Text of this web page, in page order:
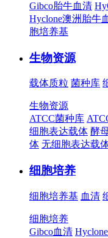
Gibco胎牛血清
Hyclone澳洲胎牛
胞培养基
生物资源
载体质粒 菌种库
生物资源
ATCC菌种库
细胞表达载体 酵
体 无细胞表达载
细胞培养
细胞培养基 血清
细胞培养
Gibco血清